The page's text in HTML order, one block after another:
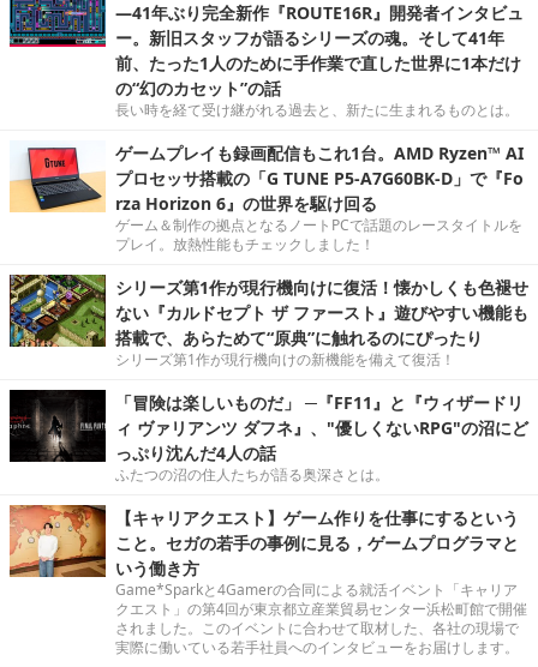
―41年ぶり完全新作『ROUTE16R』開発者インタビュ
ー。新旧スタッフが語るシリーズの魂。そして41年
前、たった1人のために手作業で直した世界に1本だけ
の“幻のカセット”の話
長い時を経て受け継がれる過去と、新たに生まれるものとは。
ゲームプレイも録画配信もこれ1台。AMD Ryzen™ AI
プロセッサ搭載の「G TUNE P5-A7G60BK-D」で『Fo
rza Horizon 6』の世界を駆け回る
ゲーム＆制作の拠点となるノートPCで話題のレースタイトルを
プレイ。放熱性能もチェックしました！
シリーズ第1作が現行機向けに復活！懐かしくも色褪せ
ない『カルドセプト ザ ファースト』遊びやすい機能も
搭載で、あらためて“原典”に触れるのにぴったり
シリーズ第1作が現行機向けの新機能を備えて復活！
「冒険は楽しいものだ」 ─『FF11』と『ウィザードリ
ィ ヴァリアンツ ダフネ』、"優しくないRPG"の沼にど
っぷり沈んだ4人の話
ふたつの沼の住人たちが語る奥深さとは。
【キャリアクエスト】ゲーム作りを仕事にするという
こと。セガの若手の事例に見る，ゲームプログラマと
いう働き方
Game*Sparkと4Gamerの合同による就活イベント「キャリア
クエスト」の第4回が東京都立産業貿易センター浜松町館で開催
されました。このイベントに合わせて取材した、各社の現場で
実際に働いている若手社員へのインタビューをお届けします。